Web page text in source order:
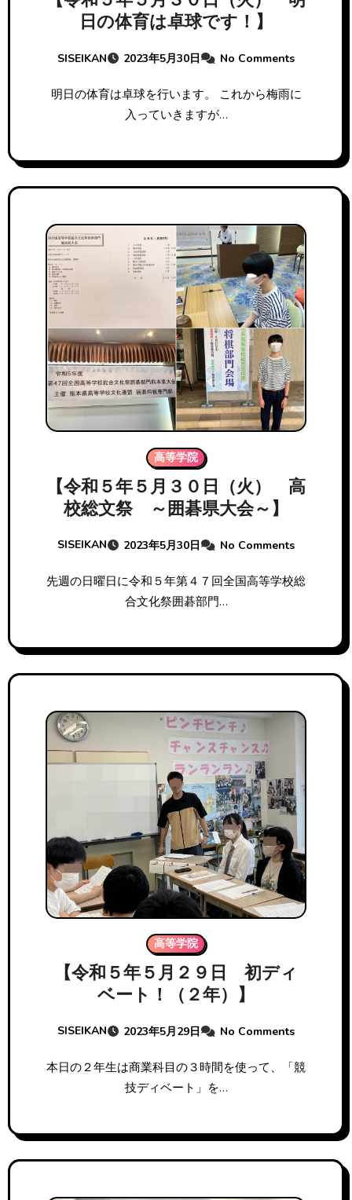
日の体育は卓球です！】
SISEIKAN 2023年5月30日 No Comments
明日の体育は卓球を行います。 これから梅雨に
入っていきますが…
高等学院
【令和５年５月３０日（火） 高
校総文祭 ～囲碁県大会～】
SISEIKAN 2023年5月30日 No Comments
先週の日曜日に令和５年第４７回全国高等学校総
合文化祭囲碁部門…
高等学院
【令和５年５月２９日 初ディ
ベート！（２年）】
SISEIKAN 2023年5月29日 No Comments
本日の２年生は商業科目の３時間を使って、「競
技ディベート」を…